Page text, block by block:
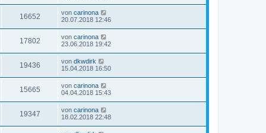
16652 von carinona
20.07.2018 12:46
17802 von carinona
23.06.2018 19:42
19436 von dkwdirk
15.04.2018 16:50
15665 von carinona
04.04.2018 15:43
19347 von carinona
18.02.2018 22:48